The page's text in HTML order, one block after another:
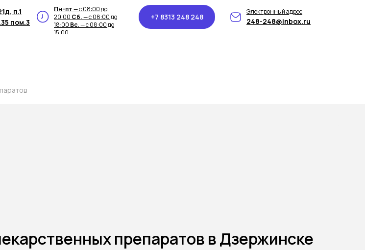
248-248@inbox.ru
Электронный адрес
+7 8313 248 248
пом.3
п.1 Пн-пт— с 08:00 до
20:00 Сб.— с 08:00 до
18:00 Вс.— с 08:00 до
15:00
препаратов в Дзержинске